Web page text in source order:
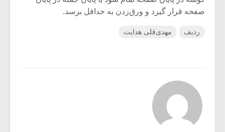
صفحه قرار گیرد و ورق‌زدن به حداقل برسد.
ردیف مهدی‌قلی هدایت